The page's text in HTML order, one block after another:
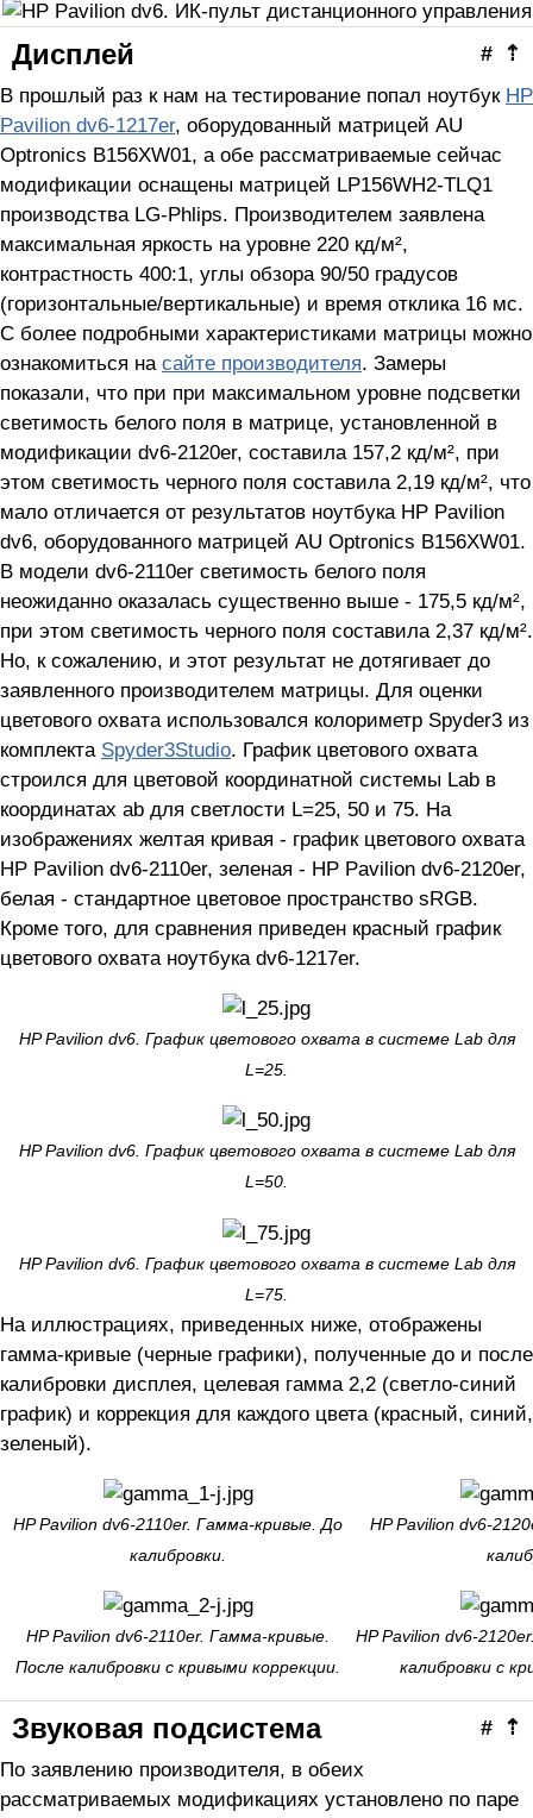
⇡
#
Дисплей
В прошлый раз к нам на тестирование попал ноутбук HP
Pavilion dv6-1217er, оборудованный матрицей AU
Optronics B156XW01, а обе рассматриваемые сейчас
модификации оснащены матрицей LP156WH2-TLQ1
производства LG-Phlips. Производителем заявлена
максимальная яркость на уровне 220 кд/м²,
контрастность 400:1, углы обзора 90/50 градусов
(горизонтальные/вертикальные) и время отклика 16 мс.
С более подробными характеристиками матрицы можно
ознакомиться на сайте производителя. Замеры
показали, что при при максимальном уровне подсветки
светимость белого поля в матрице, установленной в
модификации dv6-2120er, составила 157,2 кд/м², при
этом светимость черного поля составила 2,19 кд/м², что
мало отличается от результатов ноутбука HP Pavilion
dv6, оборудованного матрицей AU Optronics B156XW01.
В модели dv6-2110er светимость белого поля
неожиданно оказалась существенно выше - 175,5 кд/м²,
при этом светимость черного поля составила 2,37 кд/м².
Но, к сожалению, и этот результат не дотягивает до
заявленного производителем матрицы. Для оценки
цветового охвата использовался колориметр Spyder3 из
комплекта Spyder3Studio. График цветового охвата
строился для цветовой координатной системы Lab в
координатах ab для светлости L=25, 50 и 75. На
изображениях желтая кривая - график цветового охвата
HP Pavilion dv6-2110er, зеленая - HP Pavilion dv6-2120er,
белая - стандартное цветовое пространство sRGB.
Кроме того, для сравнения приведен красный график
цветового охвата ноутбука dv6-1217er.
HP Pavilion dv6. График цветового охвата в системе Lab для
L=25.
HP Pavilion dv6. График цветового охвата в системе Lab для
L=50.
HP Pavilion dv6. График цветового охвата в системе Lab для
L=75.
На иллюстрациях, приведенных ниже, отображены
гамма-кривые (черные графики), полученные до и после
калибровки дисплея, целевая гамма 2,2 (светло-синий
график) и коррекция для каждого цвета (красный, синий,
зеленый).
HP Pavilion dv6-2110er. Гамма-кривые. До
калибровки.
HP Pavilion dv6-
HP Pavilion dv6-2110er. Гамма-кривые.
После калибровки с кривыми коррекции.
HP Pavilion dv6-
калибровки с
⇡
#
Звуковая подсистема
По заявлению производителя, в обеих
рассматриваемых модификациях установлено по паре